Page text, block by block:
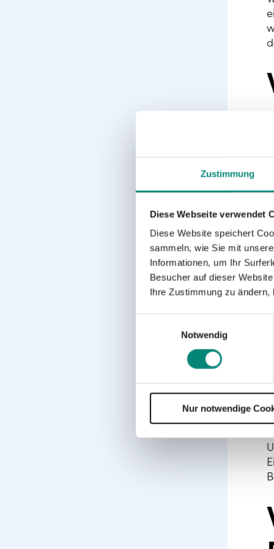
Zustimmung
Diese Webseite verwendet
Diese Website speichert
sammeln, wie Sie mit
Informationen, um Ihr
Besucher auf dieser
Ihre Zustimmung zu ändern,
Notwendig
Nur notwendige